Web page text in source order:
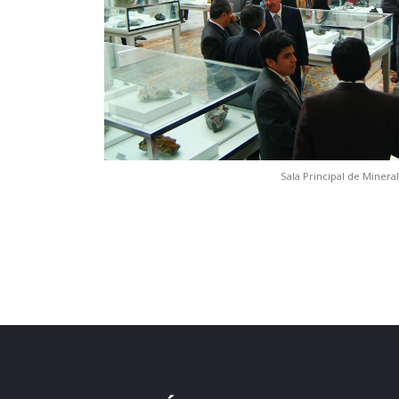
Sala Principal de